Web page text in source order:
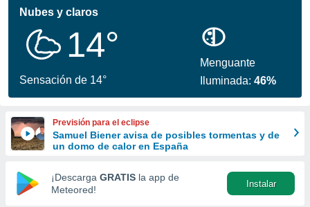
por
se
calidad.
a este
las
y
forma
digital
basada
Nubes y claros
14°
Sensación de 14°
Menguante
Iluminada:46%
Previsión para el eclipse
Samuel Biener avisa de posibles tormentas y de
un domo de calor en España
¡Descarga GRATIS la app de
Meteored!
Instalar